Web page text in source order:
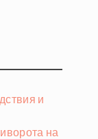
и
на